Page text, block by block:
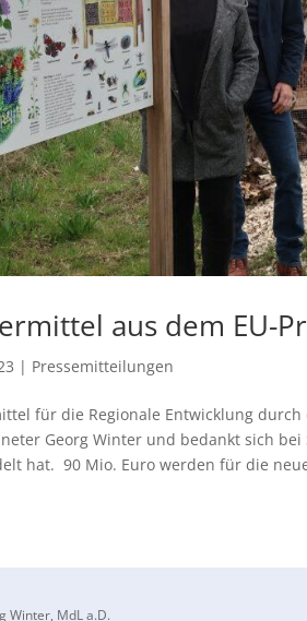
aus dem EU-
| Pressemitteilungen
für die Regionale Entwicklung durch
Georg Winter und bedankt sich
hat. 90 Mio. Euro werden für die
Winter, MdL a.D.